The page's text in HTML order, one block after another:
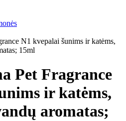
N1 kvepalai šunims ir katėms,
15ml
Pet Fragrance
ir katėms,
aromatas;